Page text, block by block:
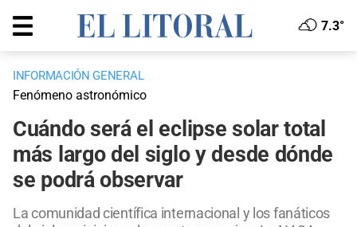
7.3°
INFORMACIÓN GENERAL
Fenómeno astronómico
Cuándo será el eclipse solar total
más largo del siglo y desde dónde
se podrá observar
La comunidad científica internacional y los fanáticos